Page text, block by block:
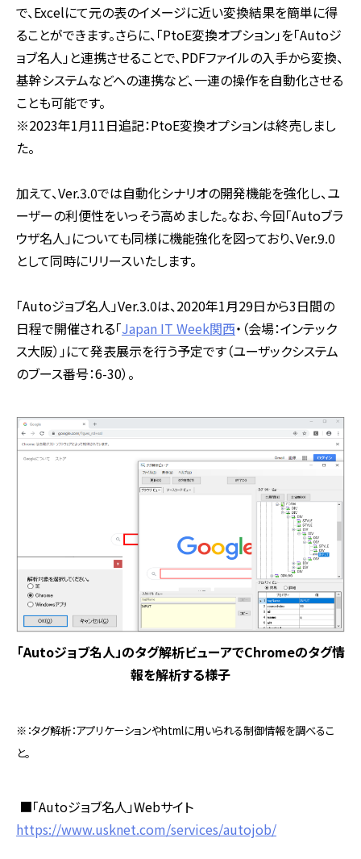
で、Excelにて元の表のイメージに近い変換結果を簡単に得
ることができます。さらに、「PtoE変換オプション」を「Autoジ
ョブ名人」と連携させることで、PDFファイルの入手から変換、
基幹システムなどへの連携など、一連の操作を自動化させる
ことも可能です。
※2023年1月11日追記：PtoE変換オプションは終売しまし
た。
加えて、Ver.3.0では自動化シナリオの開発機能を強化し、ユ
ーザーの利便性をいっそう高めました。なお、今回「Autoブラ
ウザ名人」についても同様に機能強化を図っており、Ver.9.0
として同時にリリースいたします。
「Autoジョブ名人」Ver.3.0は、2020年1月29日から3日間の
日程で開催される「Japan IT Week関西・（会場：インテック
ス大阪）」にて発表展示を行う予定です（ユーザックシステム
のブース番号：6-30）。
「Autoジョブ名人」のタグ解析ビューアでChromeのタグ情
報を解析する様子
※：タグ解析：アプリケーションやhtmlに用いられる制御情報を調べるこ
と。
■「Autoジョブ名人」Webサイト
https://www.usknet.com/services/autojob/